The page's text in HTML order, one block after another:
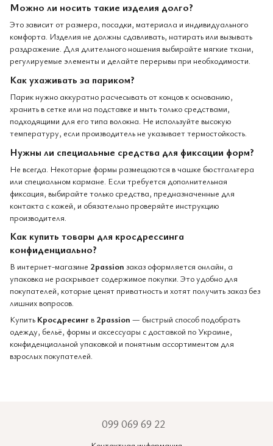
Можно ли носить такие изделия долго?
Это зависит от размера, посадки, материала и индивидуального
комфорта. Изделия не должны сдавливать, натирать или вызывать
раздражение. Для длительного ношения выбирайте мягкие ткани,
регулируемые элементы и делайте перерывы при необходимости.
Как ухаживать за париком?
Парик нужно аккуратно расчесывать от концов к основанию,
хранить в сетке или на подставке и мыть только средствами,
подходящими для его типа волокна. Не используйте высокую
температуру, если производитель не указывает термостойкость.
Нужны ли специальные средства для фиксации форм?
Не всегда. Некоторые формы размещаются в чашке бюстгальтера
или специальном кармане. Если требуется дополнительная
фиксация, выбирайте только средства, предназначенные для
контакта с кожей, и обязательно проверяйте инструкцию
производителя.
Как купить товары для кросдрессинга
конфиденциально?
В интернет-магазине 2passion заказ оформляется онлайн, а
упаковка не раскрывает содержимое покупки. Это удобно для
покупателей, которые ценят приватность и хотят получить заказ без
лишних вопросов.
Купить Кросдресинг в 2passion — быстрый способ подобрать
одежду, бельё, формы и аксессуары с доставкой по Украине,
конфиденциальной упаковкой и понятным ассортиментом для
взрослых покупателей.
099 069 69 22